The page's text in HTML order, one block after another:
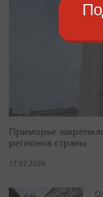
Приморье
регионов страны
17.07.2026